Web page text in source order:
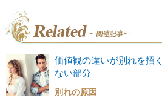
価値観の違いが別れを招
ない部分
別れの原因